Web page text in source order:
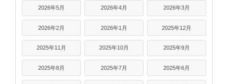
2026年5月 2026年4月 2026年3月
2026年2月 2026年1月 2025年12月
2025年11月 2025年10月 2025年9月
2025年8月 2025年7月 2025年6月